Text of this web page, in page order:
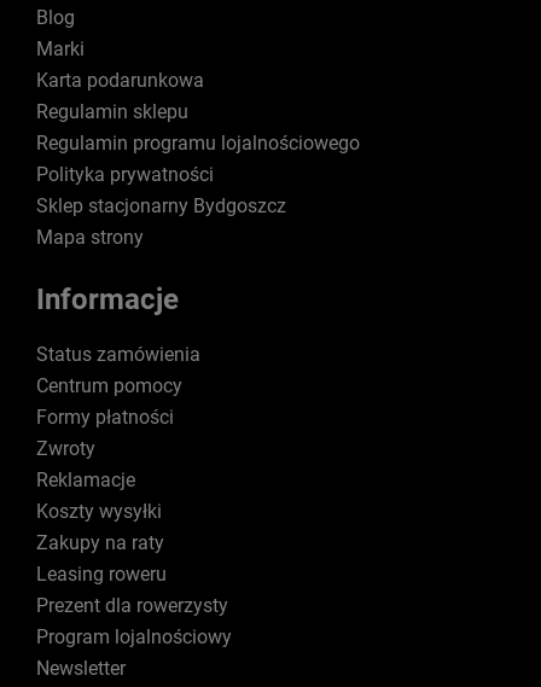
Blog
Marki
Karta podarunkowa
Regulamin sklepu
Regulamin programu lojalnościowego
Polityka prywatności
Sklep stacjonarny Bydgoszcz
Mapa strony
Informacje
Status zamówienia
Centrum pomocy
Formy płatności
Zwroty
Reklamacje
Koszty wysyłki
Zakupy na raty
Leasing roweru
Prezent dla rowerzysty
Program lojalnościowy
Newsletter